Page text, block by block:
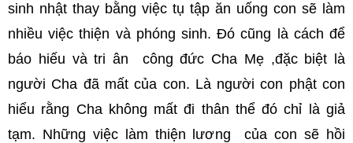
sinh nhật thay bằng việc tụ tập ăn uống con sẽ làm
nhiều việc thiện và phóng sinh. Đó cũng là cách để
báo hiếu và tri ân công đức Cha Mẹ ,đặc biệt là
người Cha đã mất của con. Là người con phật con
hiểu rằng Cha không mất đi thân thể đó chỉ là giả
tạm. Những việc làm thiện lương của con sẽ hồi